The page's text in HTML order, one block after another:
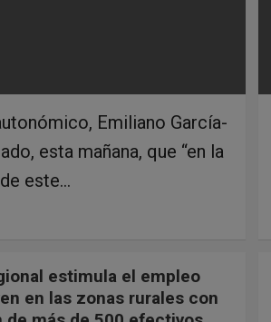
Emiliano García-
esta mañana, que “en la
este…
estimula el empleo
en las zonas rurales con